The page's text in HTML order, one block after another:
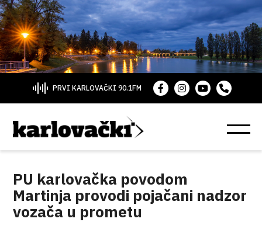
PRVI KARLOVAČKI 90.1FM
PU karlovačka povodom
Martinja provodi pojačani nadzor
vozača u prometu